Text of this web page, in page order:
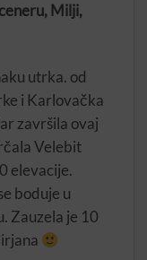
Milji,
utrka. od
i Karlovačka
završila ovaj
Velebit
elevacije.
boduje u
Zauzela je 10